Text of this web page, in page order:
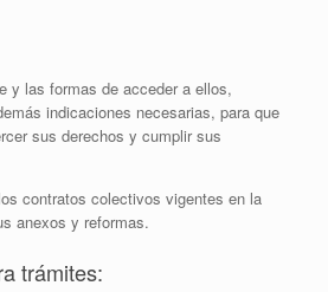
y las formas de acceder a ellos,
indicaciones necesarias, para que
sus derechos y cumplir sus
contratos colectivos vigentes en la
anexos y reformas.
trámites: